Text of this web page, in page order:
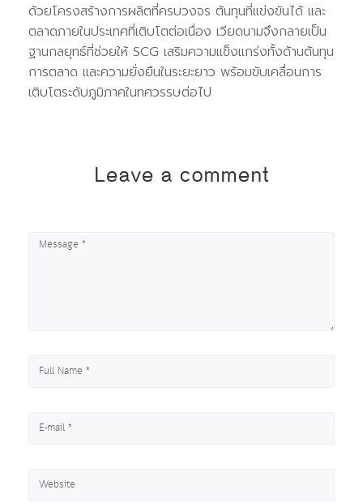
ด้วยโครงสร้างการผลิตที่ครบวงจร ต้นทุนที่แข่งขันได้ และ
ตลาดภายในประเทศที่เติบโตต่อเนื่อง เวียดนามจึงกลายเป็น
ฐานกลยุทธ์ที่ช่วยให้ SCG เสริมความแข็งแกร่งทั้งด้านต้นทุน
การตลาด และความยั่งยืนในระยะยาว พร้อมขับเคลื่อนการ
เติบโตระดับภูมิภาคในทศวรรษต่อไป
Leave a comment